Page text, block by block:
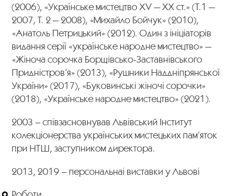
(2006), «Українське мистецтво XV — ХХ ст.» (Т.1 —
2007, Т. 2 — 2008), «Михайло Бойчук» (2010),
«Анатоль Петрицький» (2012). Один з ініціаторів
видання серії «українське народне мистецтво» —
«Жіноча сорочка Борщівсько-Заставнівського
Придністров’я» (2013), «Рушники Наддніпрянської
України» (2017), «Буковинські жіночі сорочки»
(2018), «Українське народне мистецтво» (2021).
2003 – співзасновнував Львівський Інститут
колекціонерства українських мистецьких пам’яток
при НТШ, заступником директора.
2013, 2019 – персональнаі виставки у Львові
Роботи